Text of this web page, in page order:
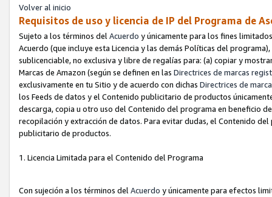
Volver al inicio
Requisitos de uso y licencia de IP del Programa de
Sujeto a los términos del Acuerdo y únicamente para los fines
Acuerdo (que incluye esta Licencia y las demás Políticas del
sublicenciable, no exclusiva y libre de regalías para: (a) copiar y
Marcas de Amazon (según se definen en las Directrices de marcas
exclusivamente en tu Sitio y de acuerdo con dichas Directrices de
los Feeds de datos y el Contenido publicitario de productos
descarga, copia u otro uso del Contenido del programa en beneficio
recopilación y extracción de datos. Para evitar dudas, el Contenido
publicitario de productos.
1. Licencia Limitada para el Contenido del Programa
Con sujeción a los términos del Acuerdo y únicamente para efectos